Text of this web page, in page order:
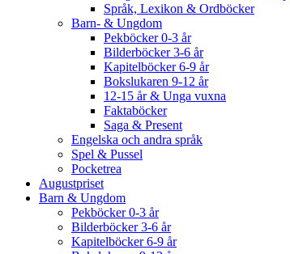
Språk, Lexikon & Ordböcker
Barn- & Ungdom
Pekböcker 0-3 år
Bilderböcker 3-6 år
Kapitelböcker 6-9 år
Bokslukaren 9-12 år
12-15 år & Unga vuxna
Faktaböcker
Saga & Present
Engelska och andra språk
Spel & Pussel
Pocketrea
Augustpriset
Barn & Ungdom
Pekböcker 0-3 år
Bilderböcker 3-6 år
Kapitelböcker 6-9 år